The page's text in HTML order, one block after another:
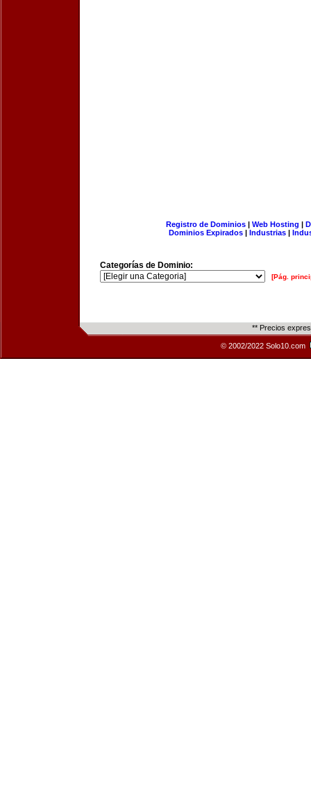
Registro de Dominios| Web Hosting |
Dominios Expirados | Industrias |
Categorías de Dominio:
[Pág.
** Precios
© 2002/2022 Solo10.com